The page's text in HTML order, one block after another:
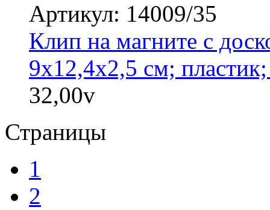
Артикул: 14009/35
Клип на магните с
9х12,4х2,5 см;
32,00v
Страницы
1
2